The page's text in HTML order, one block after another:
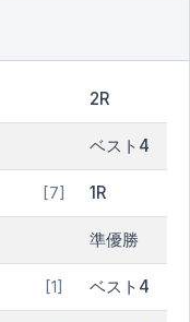
2R
ベスト4
[7] 1R
準優勝
[1] ベスト4